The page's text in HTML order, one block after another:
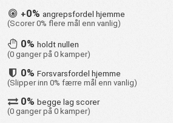
+0% angrepsfordel hjemme
(Scorer 0% flere mål enn vanlig)
0%holdt nullen
(0 ganger på 0 kamper)
0%Forsvarsfordel hjemme
(Slipper inn 0% færre mål enn vanlig)
0%begge lag scorer
(0 ganger på 0 kamper)